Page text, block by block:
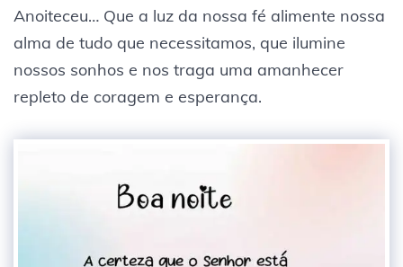
Anoiteceu… Que a luz da nossa fé alimente nossa
alma de tudo que necessitamos, que ilumine
nossos sonhos e nos traga uma amanhecer
repleto de coragem e esperança.